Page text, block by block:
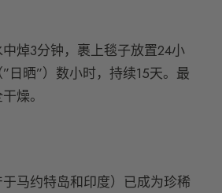
焯3分钟，裹上毯子放置24小
日晒”）数小时，持续15天。最
燥。
马约特岛和印度）已成为珍稀